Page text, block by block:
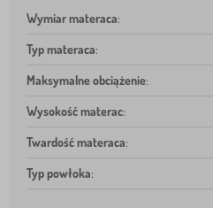
Wymiar materaca:
Typ materaca:
Maksymalne obciążenie:
Wysokość materac:
Twardość materaca:
Typ powłoka: